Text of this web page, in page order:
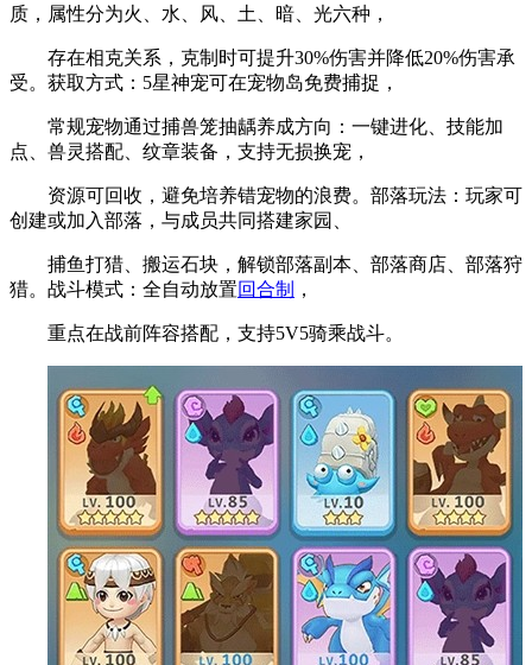
质，属性分为火、水、风、土、暗、光六种，
存在相克关系，克制时可提升30%伤害并降低20%伤害承
受。获取方式：5星神宠可在宠物岛免费捕捉，
常规宠物通过捕兽笼抽龋养成方向：一键进化、技能加
点、兽灵搭配、纹章装备，支持无损换宠，
资源可回收，避免培养错宠物的浪费。部落玩法：玩家可
创建或加入部落，与成员共同搭建家园、
捕鱼打猎、搬运石块，解锁部落副本、部落商店、部落狩
猎。战斗模式：全自动放置回合制 ，
重点在战前阵容搭配，支持5V5骑乘战斗。